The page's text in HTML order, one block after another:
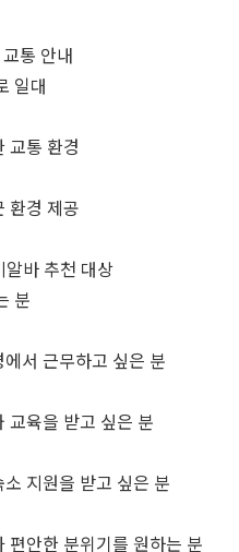
통 안내
일대
교통 환경
환경 제공
바 추천 대상
분
서 근무하고 싶은 분
교육을 받고 싶은 분
지원을 받고 싶은 분
편안한 분위기를 원하는 분